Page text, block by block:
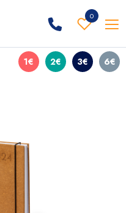
0
1€ 2€ 3€ 6€